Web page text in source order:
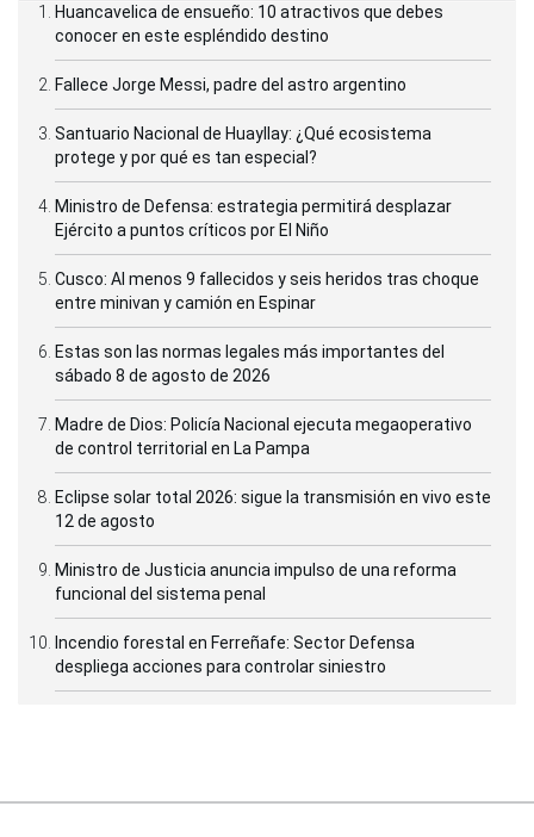
Huancavelica de ensueño: 10 atractivos que debes
conocer en este espléndido destino
Fallece Jorge Messi, padre del astro argentino
Santuario Nacional de Huayllay: ¿Qué ecosistema
protege y por qué es tan especial?
Ministro de Defensa: estrategia permitirá desplazar
Ejército a puntos críticos por El Niño
Cusco: Al menos 9 fallecidos y seis heridos tras choque
entre minivan y camión en Espinar
Estas son las normas legales más importantes del
sábado 8 de agosto de 2026
Madre de Dios: Policía Nacional ejecuta megaoperativo
de control territorial en La Pampa
Eclipse solar total 2026: sigue la transmisión en vivo este
12 de agosto
Ministro de Justicia anuncia impulso de una reforma
funcional del sistema penal
Incendio forestal en Ferreñafe: Sector Defensa
despliega acciones para controlar siniestro